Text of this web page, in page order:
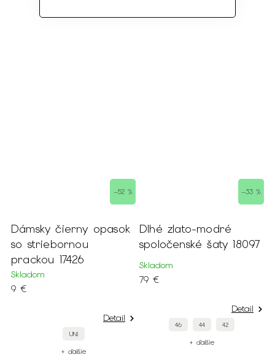
–52 %
Dámsky čierny opasok
so striebornou
prackou 17426
Skladom
9 €
Detail
UNI
+ ďalšie
–33 %
Dlhé zlato-modré
spoločenské šaty 18097
Skladom
79 €
Detail
46 44 42
+ ďalšie